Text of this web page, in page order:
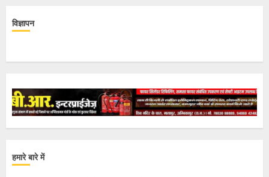
विज्ञापन
हमारे बारे में